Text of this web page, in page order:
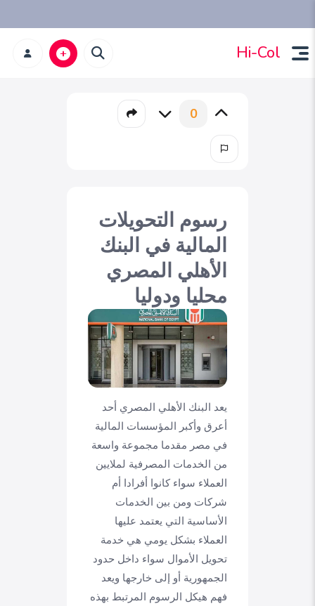
Hi-Col
0
رسوم التحويلات
المالية في البنك
الأهلي المصري
محليا ودوليا
يعد البنك الأهلي المصري أحد
أعرق وأكبر المؤسسات المالية
في مصر مقدما مجموعة واسعة
من الخدمات المصرفية لملايين
العملاء سواء كانوا أفرادا أم
شركات ومن بين الخدمات
الأساسية التي يعتمد عليها
العملاء بشكل يومي هي خدمة
تحويل الأموال سواء داخل حدود
الجمهورية أو إلى خارجها ويعد
فهم هيكل الرسوم المرتبط بهذه